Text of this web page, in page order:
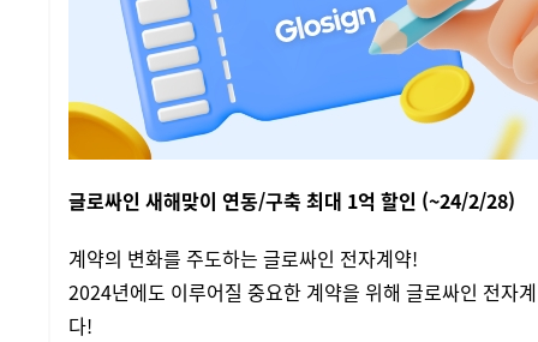
글로싸인 새해맞이 연동/구축 최대 1억 할인 (~24/2/28)
계약의 변화를 주도하는 글로싸인 전자계약!
2024년에도 이루어질 중요한 계약을 위해 글로싸인 전자
다!